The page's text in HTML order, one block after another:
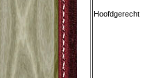
Hoofdgerecht